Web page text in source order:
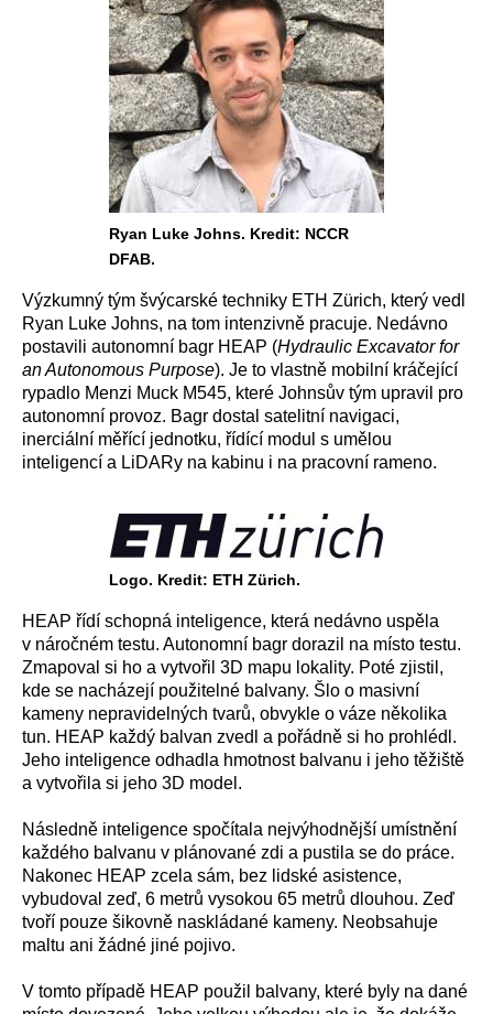
Ryan Luke Johns. Kredit: NCCR
DFAB.
Výzkumný tým švýcarské techniky ETH Zürich, který vedl
Ryan Luke Johns, na tom intenzivně pracuje. Nedávno
postavili autonomní bagr HEAP (Hydraulic Excavator for
an Autonomous Purpose). Je to vlastně mobilní kráčející
rypadlo Menzi Muck M545, které Johnsův tým upravil pro
autonomní provoz. Bagr dostal satelitní navigaci,
inerciální měřící jednotku, řídící modul s umělou
inteligencí a LiDARy na kabinu i na pracovní rameno.
Logo. Kredit: ETH Zürich.
HEAP řídí schopná inteligence, která nedávno uspěla
v náročném testu. Autonomní bagr dorazil na místo testu.
Zmapoval si ho a vytvořil 3D mapu lokality. Poté zjistil,
kde se nacházejí použitelné balvany. Šlo o masivní
kameny nepravidelných tvarů, obvykle o váze několika
tun. HEAP každý balvan zvedl a pořádně si ho prohlédl.
Jeho inteligence odhadla hmotnost balvanu i jeho těžiště
a vytvořila si jeho 3D model.
Následně inteligence spočítala nejvýhodnější umístnění
každého balvanu v plánované zdi a pustila se do práce.
Nakonec HEAP zcela sám, bez lidské asistence,
vybudoval zeď, 6 metrů vysokou 65 metrů dlouhou. Zeď
tvoří pouze šikovně naskládané kameny. Neobsahuje
maltu ani žádné jiné pojivo.
V tomto případě HEAP použil balvany, které byly na dané